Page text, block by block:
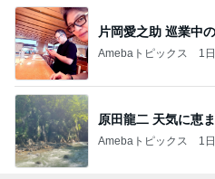
片岡愛之助 巡業中
Amebaトピックス 1
原田龍二 天気に恵
Amebaトピックス 1